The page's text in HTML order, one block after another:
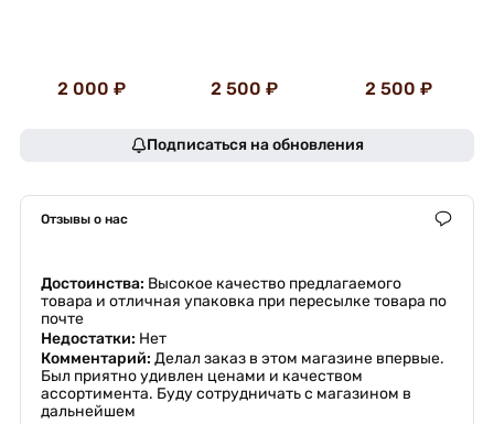
2 000 ₽ 2 500 ₽ 2 500 ₽
Подписаться на обновления
Отзывы о нас
Достоинства: Высокое качество предлагаемого
товара и отличная упаковка при пересылке товара по
почте
Недостатки: Нет
Комментарий: Делал заказ в этом магазине впервые.
Был приятно удивлен ценами и качеством
ассортимента. Буду сотрудничать с магазином в
дальнейшем